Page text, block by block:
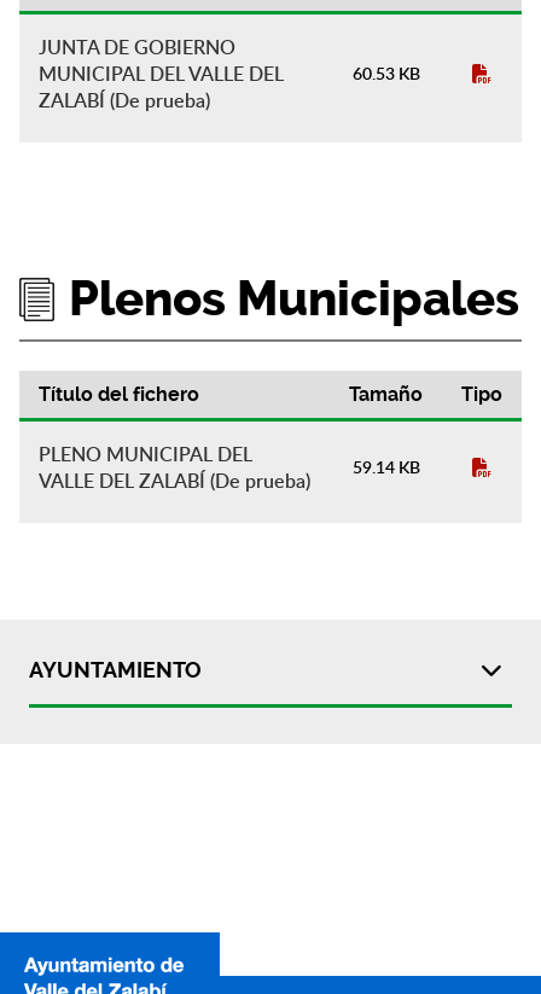
JUNTA DE GOBIERNO
MUNICIPAL DEL VALLE DEL
ZALABÍ (De prueba)
60.53 KB
Plenos Municipales
Título del fichero Tamaño Tipo
PLENO MUNICIPAL DEL
VALLE DEL ZALABÍ (De prueba)
59.14 KB
AYUNTAMIENTO